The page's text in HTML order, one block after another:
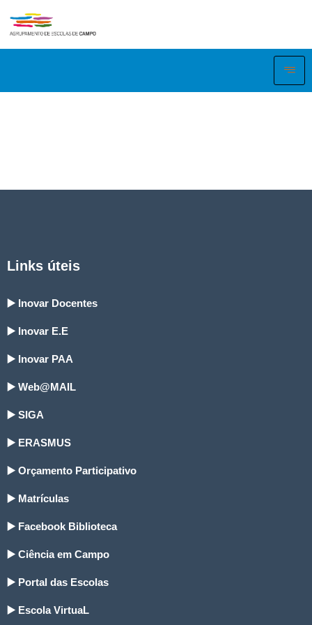
Links úteis
▶️ Inovar Docentes
▶️ Inovar E.E
▶️ Inovar PAA
▶️ Web@MAIL
▶️ SIGA
▶️ ERASMUS
▶️ Orçamento Participativo
▶️ Matrículas
▶️ Facebook Biblioteca
▶️ Ciência em Campo
▶️ Portal das Escolas
▶️ Escola VirtuaL